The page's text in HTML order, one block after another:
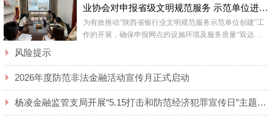
业协会对申报省级文明规范服务 示范单位进行
督查
为有效推动“陕西省银行业文明规范服务示范单位创建”工
作的开展，确保申报网点的设施环境及服务质量“双达
风险提示
2026年度防范非法金融活动宣传月正式启动
杨凌金融监管支局开展“5.15打击和防范经济犯罪宣传日”主题宣传活动